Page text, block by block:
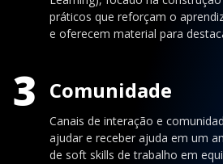
práticos que reforçam o
e oferecem material para
3 Comunidade
Canais de interação e
ajudar e receber ajuda em um
de soft skills de trabalho em